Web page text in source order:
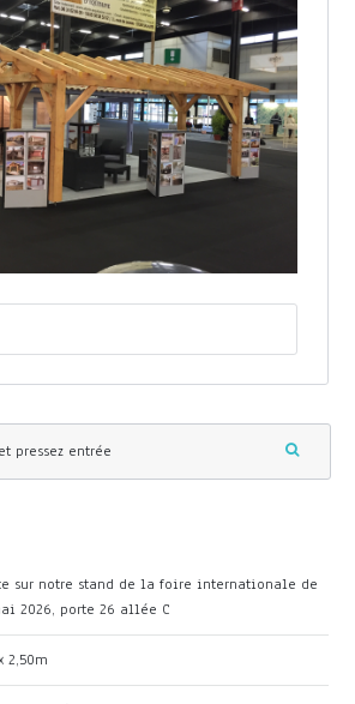
sur notre stand de la foire internationale de
2026, porte 26 allée C
2,50m